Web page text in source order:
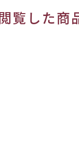
閲覧した商